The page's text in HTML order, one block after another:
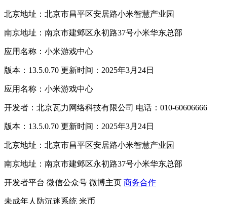
北京地址：北京市昌平区安居路小米智慧产业园
南京地址：南京市建邺区永初路37号小米华东总部
应用名称：小米游戏中心
版本：13.5.0.70 更新时间：2025年3月24日
应用名称：小米游戏中心
开发者：北京瓦力网络科技有限公司 电话：010-60606666
版本：13.5.0.70 更新时间：2025年3月24日
北京地址：北京市昌平区安居路小米智慧产业园
南京地址：南京市建邺区永初路37号小米华东总部
开发者平台 微信公众号 微博主页 商务合作
未成年人防沉迷系统 米币